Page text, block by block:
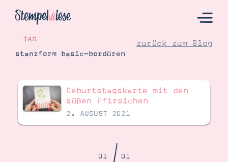
Hier Starten
Katalog
Bestellen
TAG
stanzform basic-bordüren
zurück zum Blog
Geburtstagskarte mit den
süßen Pfirsichen
2. AUGUST 2021
01 01